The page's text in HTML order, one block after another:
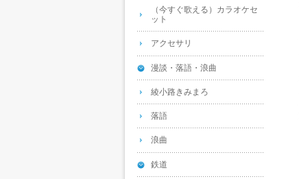
（今すぐ歌える）カラオケセ
ット
アクセサリ
漫談・落語・浪曲
綾小路きみまろ
落語
浪曲
鉄道